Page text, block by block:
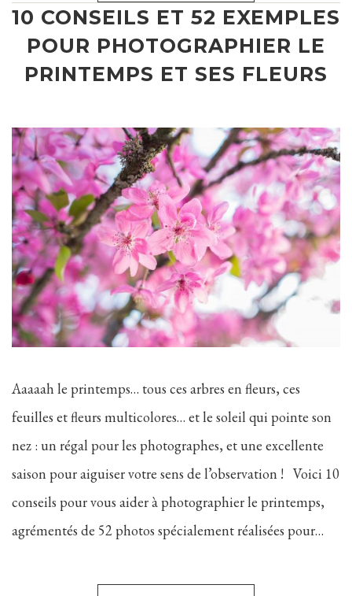
10 CONSEILS ET 52 EXEMPLES
POUR PHOTOGRAPHIER LE
PRINTEMPS ET SES FLEURS
Aaaaah le printemps… tous ces arbres en fleurs, ces
feuilles et fleurs multicolores… et le soleil qui pointe son
nez : un régal pour les photographes, et une excellente
saison pour aiguiser votre sens de l’observation ! Voici 10
conseils pour vous aider à photographier le printemps,
agrémentés de 52 photos spécialement réalisées pour…